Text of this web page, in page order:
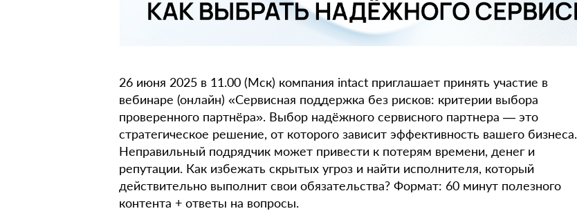
26 июня 2025 в 11.00 (Мск) компания intact приглашает принять участие в
вебинаре (онлайн) «Сервисная поддержка без рисков: критерии выбора
проверенного партнёра». Выбор надёжного сервисного партнера — это
стратегическое решение, от которого зависит эффективность вашего бизнеса.
Неправильный подрядчик может привести к потерям времени, денег и
репутации. Как избежать скрытых угроз и найти исполнителя, который
действительно выполнит свои обязательства? Формат: 60 минут полезного
контента + ответы на вопросы.